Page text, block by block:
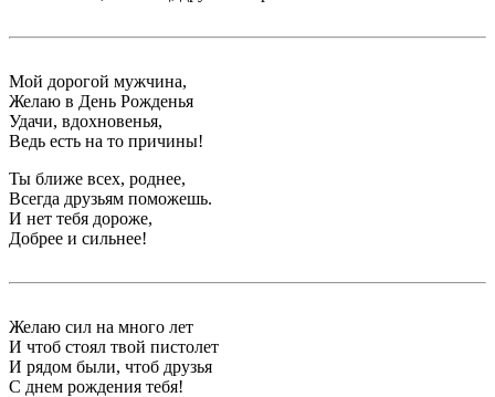
Мой дорогой мужчина,
Желаю в День Рожденья
Удачи, вдохновенья,
Ведь есть на то причины!
Ты ближе всех, роднее,
Всегда друзьям поможешь.
И нет тебя дороже,
Добрее и сильнее!
Желаю сил на много лет
И чтоб стоял твой пистолет
И рядом были, чтоб друзья
С днем рождения тебя!